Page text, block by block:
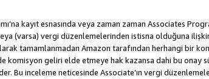
kayıt esnasında veya zaman zaman Associates
(varsa) vergi düzenlemelerinden istisna olduğuna
tamamlanmadan Amazon tarafından herhangi bir
komisyon geliri elde etmeye hak kazansa dahi bu onay
Bu inceleme neticesinde Associate’ın vergi